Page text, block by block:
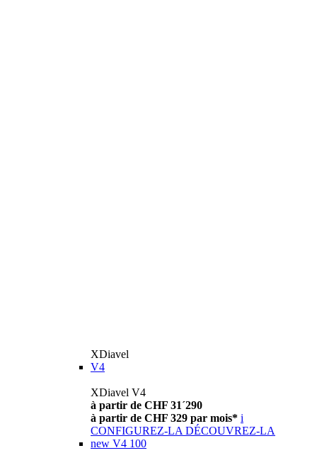
XDiavel
V4
XDiavel V4
à partir de CHF 31´290
à partir de CHF 329 par mois* i
CONFIGUREZ-LA DÉCOUVREZ-LA
new V4 100